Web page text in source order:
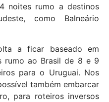
noites rumo a destinos
como Balneário
a ficar baseado em
rumo ao Brasil de 8 e 9
para o Uruguai. Nos
também embarcar
para roteiros inversos